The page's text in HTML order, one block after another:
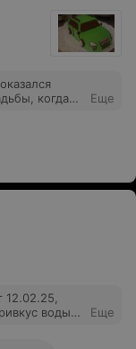
когда
Еще
воды
Еще